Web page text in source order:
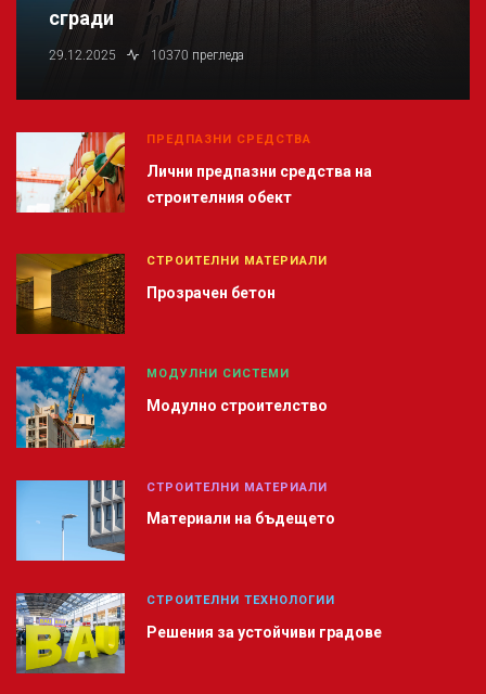
сгради
29.12.2025 10370 прегледа
ПРЕДПАЗНИ СРЕДСТВА
Лични предпазни средства на
строителния обект
СТРОИТЕЛНИ МАТЕРИАЛИ
Прозрачен бетон
МОДУЛНИ СИСТЕМИ
Модулно строителство
СТРОИТЕЛНИ МАТЕРИАЛИ
Материали на бъдещето
СТРОИТЕЛНИ ТЕХНОЛОГИИ
Решения за устойчиви градове